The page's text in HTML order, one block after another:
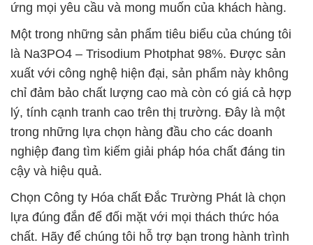
ứng mọi yêu cầu và mong muốn của khách hàng.
Một trong những sản phẩm tiêu biểu của chúng tôi
là Na3PO4 – Trisodium Photphat 98%. Được sản
xuất với công nghệ hiện đại, sản phẩm này không
chỉ đảm bảo chất lượng cao mà còn có giá cả hợp
lý, tính cạnh tranh cao trên thị trường. Đây là một
trong những lựa chọn hàng đầu cho các doanh
nghiệp đang tìm kiếm giải pháp hóa chất đáng tin
cậy và hiệu quả.
Chọn Công ty Hóa chất Đắc Trường Phát là chọn
lựa đúng đắn để đối mặt với mọi thách thức hóa
chất. Hãy để chúng tôi hỗ trợ bạn trong hành trình